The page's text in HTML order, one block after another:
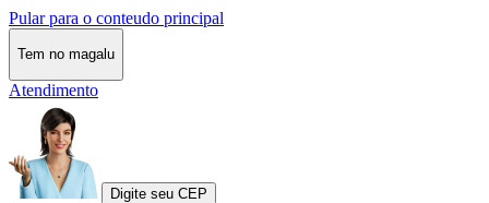
Pular para o conteudo principal
Tem no magalu
Atendimento
Digite seu CEP